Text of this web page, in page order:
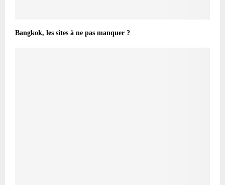
Bangkok, les sites à ne pas manquer ?